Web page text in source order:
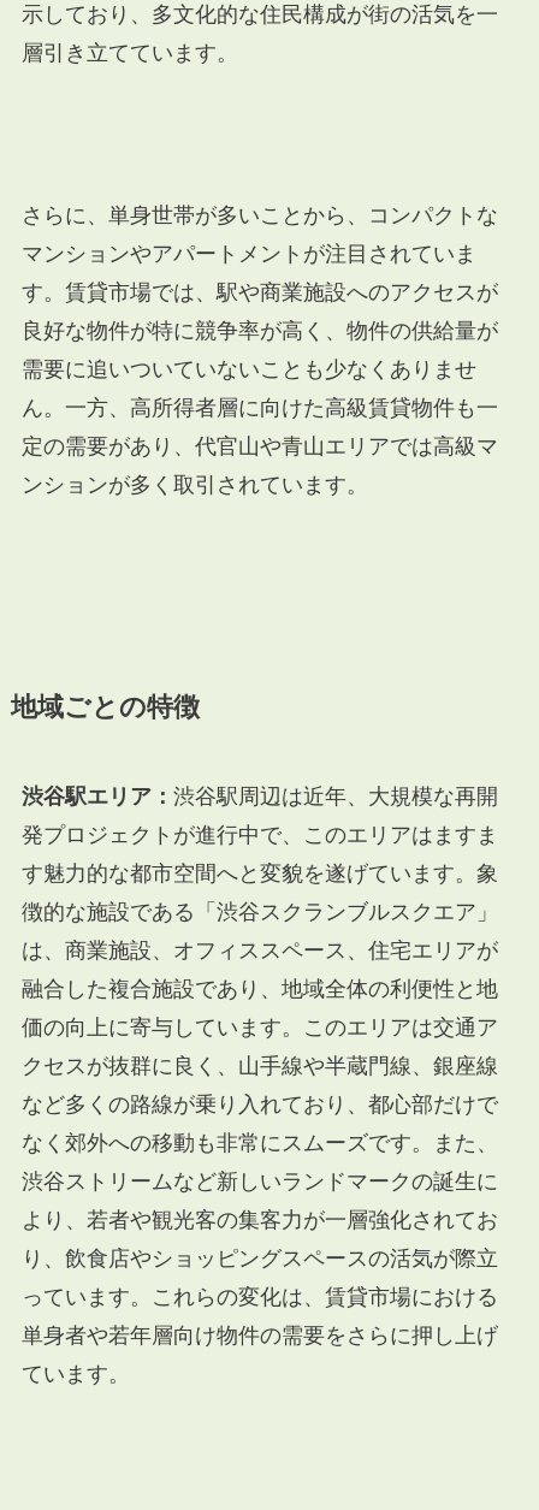
示しており、多文化的な住民構成が街の活気を一
層引き立てています。
さらに、単身世帯が多いことから、コンパクトな
マンションやアパートメントが注目されていま
す。賃貸市場では、駅や商業施設へのアクセスが
良好な物件が特に競争率が高く、物件の供給量が
需要に追いついていないことも少なくありませ
ん。一方、高所得者層に向けた高級賃貸物件も一
定の需要があり、代官山や青山エリアでは高級マ
ンションが多く取引されています。
地域ごとの特徴
渋谷駅エリア： 渋谷駅周辺は近年、大規模な再開
発プロジェクトが進行中で、このエリアはますま
す魅力的な都市空間へと変貌を遂げています。象
徴的な施設である「渋谷スクランブルスクエア」
は、商業施設、オフィススペース、住宅エリアが
融合した複合施設であり、地域全体の利便性と地
価の向上に寄与しています。このエリアは交通ア
クセスが抜群に良く、山手線や半蔵門線、銀座線
など多くの路線が乗り入れており、都心部だけで
なく郊外への移動も非常にスムーズです。また、
渋谷ストリームなど新しいランドマークの誕生に
より、若者や観光客の集客力が一層強化されてお
り、飲食店やショッピングスペースの活気が際立
っています。これらの変化は、賃貸市場における
単身者や若年層向け物件の需要をさらに押し上げ
ています。